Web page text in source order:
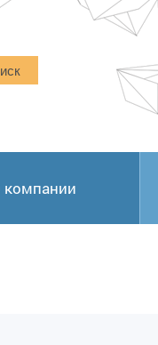
компании